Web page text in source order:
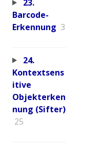
23.
Barcode-
Erkennung 3
24.
Kontextsens
itive
Objekterken
nung (Sifter)
25